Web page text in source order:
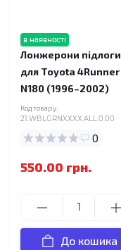
в наявності
Лонжерони підлоги
для Toyota 4Runner
N180 (1996–2002)
Код товару:
21.WBLGRNXXXX.ALL.0.00
0
550.00 грн.
До кошика